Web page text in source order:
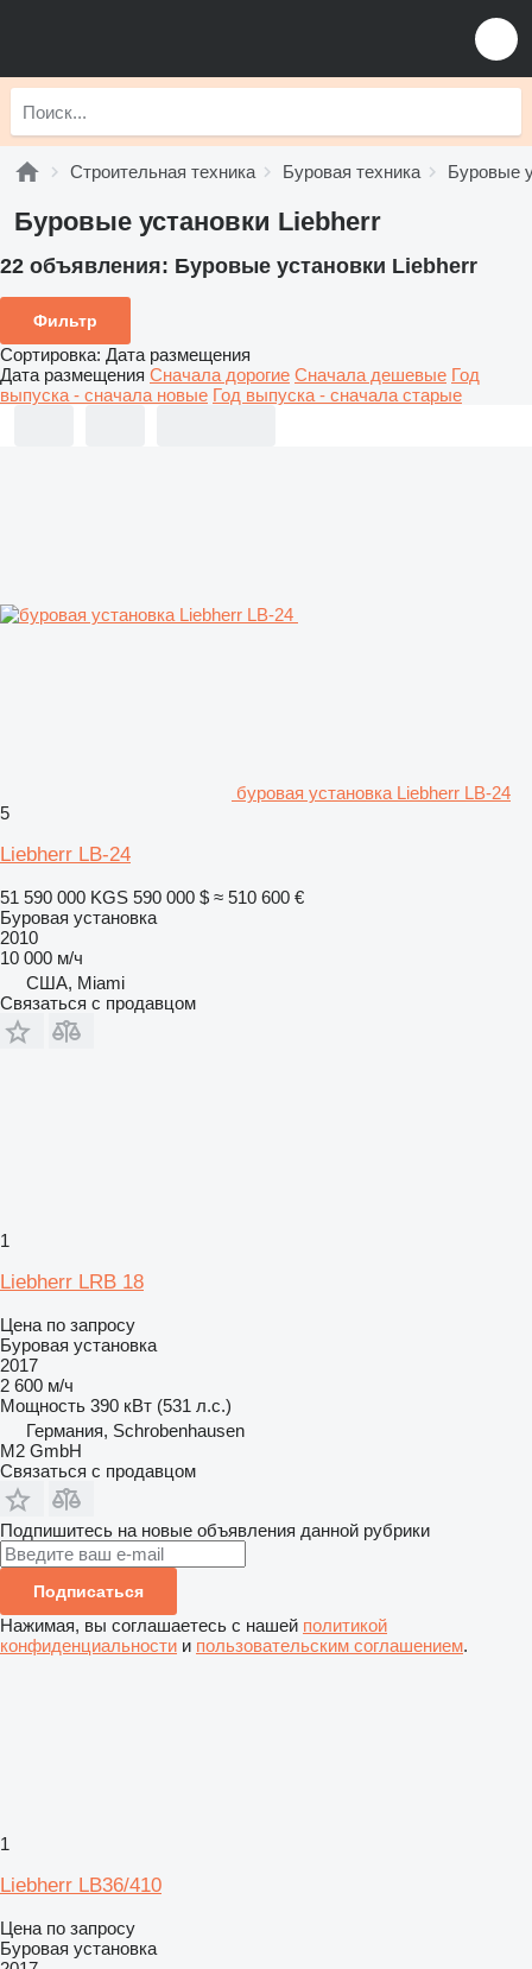
Строительная техника Буровая техника Буровые
Буровые установки Liebherr
22 объявления: Буровые установки Liebherr
Фильтр
Сортировка: Дата размещения
Дата размещения Сначала дорогие Сначала дешевые Год
выпуска - сначала новые Год выпуска - сначала старые
буровая установка Liebherr LB-24
5
Liebherr LB-24
51 590 000 KGS 590 000 $ ≈ 510 600 €
Буровая установка
2010
10 000 м/ч
США, Miami
Связаться с продавцом
1
Liebherr LRB 18
Цена по запросу
Буровая установка
2017
2 600 м/ч
Мощность 390 кВт (531 л.с.)
Германия, Schrobenhausen
M2 GmbH
Связаться с продавцом
Подпишитесь на новые объявления данной рубрики
Подписаться
Нажимая, вы соглашаетесь с нашей политикой
конфиденциальности и пользовательским соглашением.
1
Liebherr LB36/410
Цена по запросу
Буровая установка